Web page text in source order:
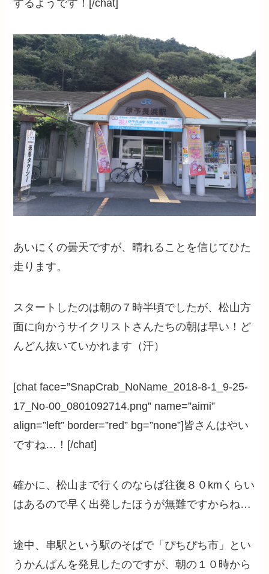
するようです！[/chat]
あいにくの曇天ですが、晴れることを信じてひた
走ります。
スタートしたのは朝の７時半頃でしたが、松山方
面に向かうサイクリストさんたちの朝は早い！ど
んどん抜いていかれます（汗）
[chat face=”SnapCrab_NoName_2018-8-1_9-25-
17_No-00_0801092714.png” name=”aimi”
align=”left” border=”red” bg=”none”]皆さんはやい
ですね…！[/chat]
確かに、松山まで行くのならば往復８０kmくらい
はあるので早く出発したほうが無難ですからね…
途中、串駅という駅のそばで「ぴちぴち市」とい
うかんばんを発見したのですが、朝の１０時から